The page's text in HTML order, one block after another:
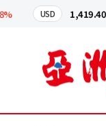
USD 1,419.40